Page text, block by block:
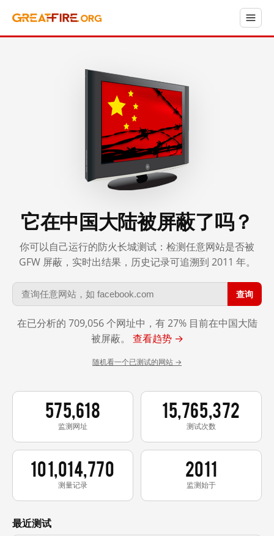
它在中国大陆被屏蔽了吗？
你可以自己运行的防火长城测试：检测任意网站是否被
GFW 屏蔽，实时出结果，历史记录可追溯到 2011 年。
查询
在已分析的 709,056 个网址中，有 27% 目前在中国大陆
被屏蔽。 查看趋势 →
随机看一个已测试的网站 →
575,618
监测网址
15,765,372
测试次数
101,014,770
测量记录
2011
监测始于
最近测试